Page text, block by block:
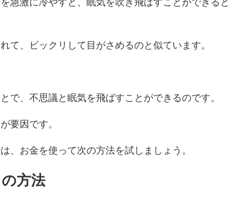
て、ビックリして目がさめるのと似ています。
で、不思議と眠気を飛ばすことができるのです。
要因です。
、お金を使って次の方法を試しましょう。
方法